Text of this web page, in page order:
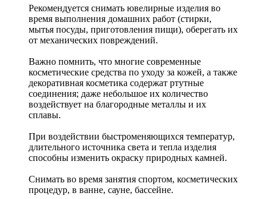
Рекомендуется снимать ювелирные изделия во
время выполнения домашних работ (стирки,
мытья посуды, приготовления пищи), оберегать их
от механических повреждений.
Важно помнить, что многие современные
косметические средства по уходу за кожей, а также
декоративная косметика содержат ртутные
соединения; даже небольшое их количество
воздействует на благородные металлы и их
сплавы.
При воздействии быстроменяющихся температур,
длительного источника света и тепла изделия
способны изменить окраску природных камней.
Снимать во время занятия спортом, косметических
процедур, в ванне, сауне, бассейне.